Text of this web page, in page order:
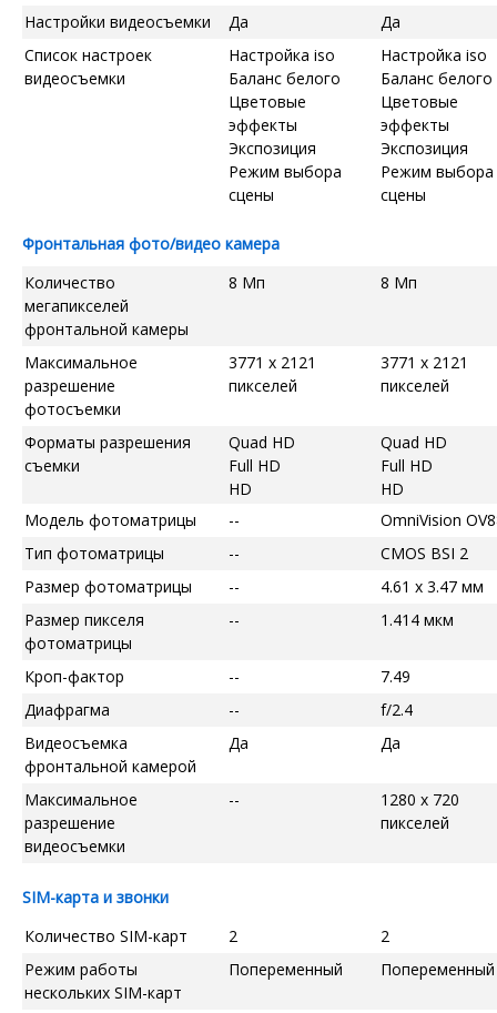
Настройки видеосъемки
Да
Да
Список настроек
видеосъемки
Настройка iso
Баланс белого
Цветовые
эффекты
Экспозиция
Режим выбора
сцены
Настройка iso
Баланс белого
Цветовые
эффекты
Экспозиция
Режим выбора
сцены
Фронтальная фото/видео камера
Количество
мегапикселей
фронтальной камеры
8 Мп 8 Мп
Максимальное
разрешение
фотосъемки
3771 x 2121
пикселей
3771 x 2121
пикселей
Форматы разрешения
съемки
Quad HD
Full HD
HD
Quad HD
Full HD
HD
Модель фотоматрицы
--
OmniVision
Тип фотоматрицы
--
CMOS BSI 2
Размер фотоматрицы
--
4.61 x 3.47 мм
Размер пикселя
фотоматрицы
-- 1.414 мкм
Кроп-фактор --
7.49
Диафрагма
--
f/2.4
Видеосъемка
фронтальной камерой
Да Да
Максимальное
разрешение
видеосъемки
--
1280 x 720
пикселей
SIM-карта и звонки
Количество SIM-карт
2
2
Режим работы
нескольких SIM-карт
Попеременный Попеременный